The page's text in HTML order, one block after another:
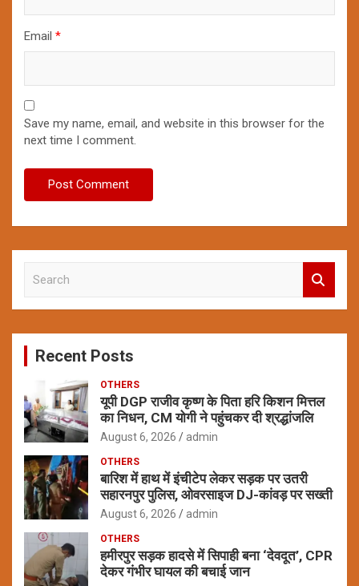
Email *
Save my name, email, and website in this browser for the
next time I comment.
c
Recent Posts
OTHERS
यूपी DGP राजीव कृष्ण के पिता हरि किशन मित्तल
का निधन, CM योगी ने पहुंचकर दी श्रद्धांजलि
August 6, 2026 admin
OTHERS
बारिश में हाथ में इंचीटेप लेकर सड़क पर उतरी
सहारनपुर पुलिस, ओवरसाइज DJ-कांवड़ पर सख्ती
August 6, 2026 admin
OTHERS
हमीरपुर सड़क हादसे में सिपाही बना ‘देवदूत’, CPR
देकर गंभीर घायल की बचाई जान